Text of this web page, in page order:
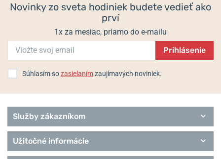
Novinky zo sveta hodiniek budete vedieť ako
prví
1x za mesiac, priamo do e-mailu
Prihlásenie
Súhlasím sozasielanímzaujímavých noviniek.
Služby zákazníkom
Užitočné informácie